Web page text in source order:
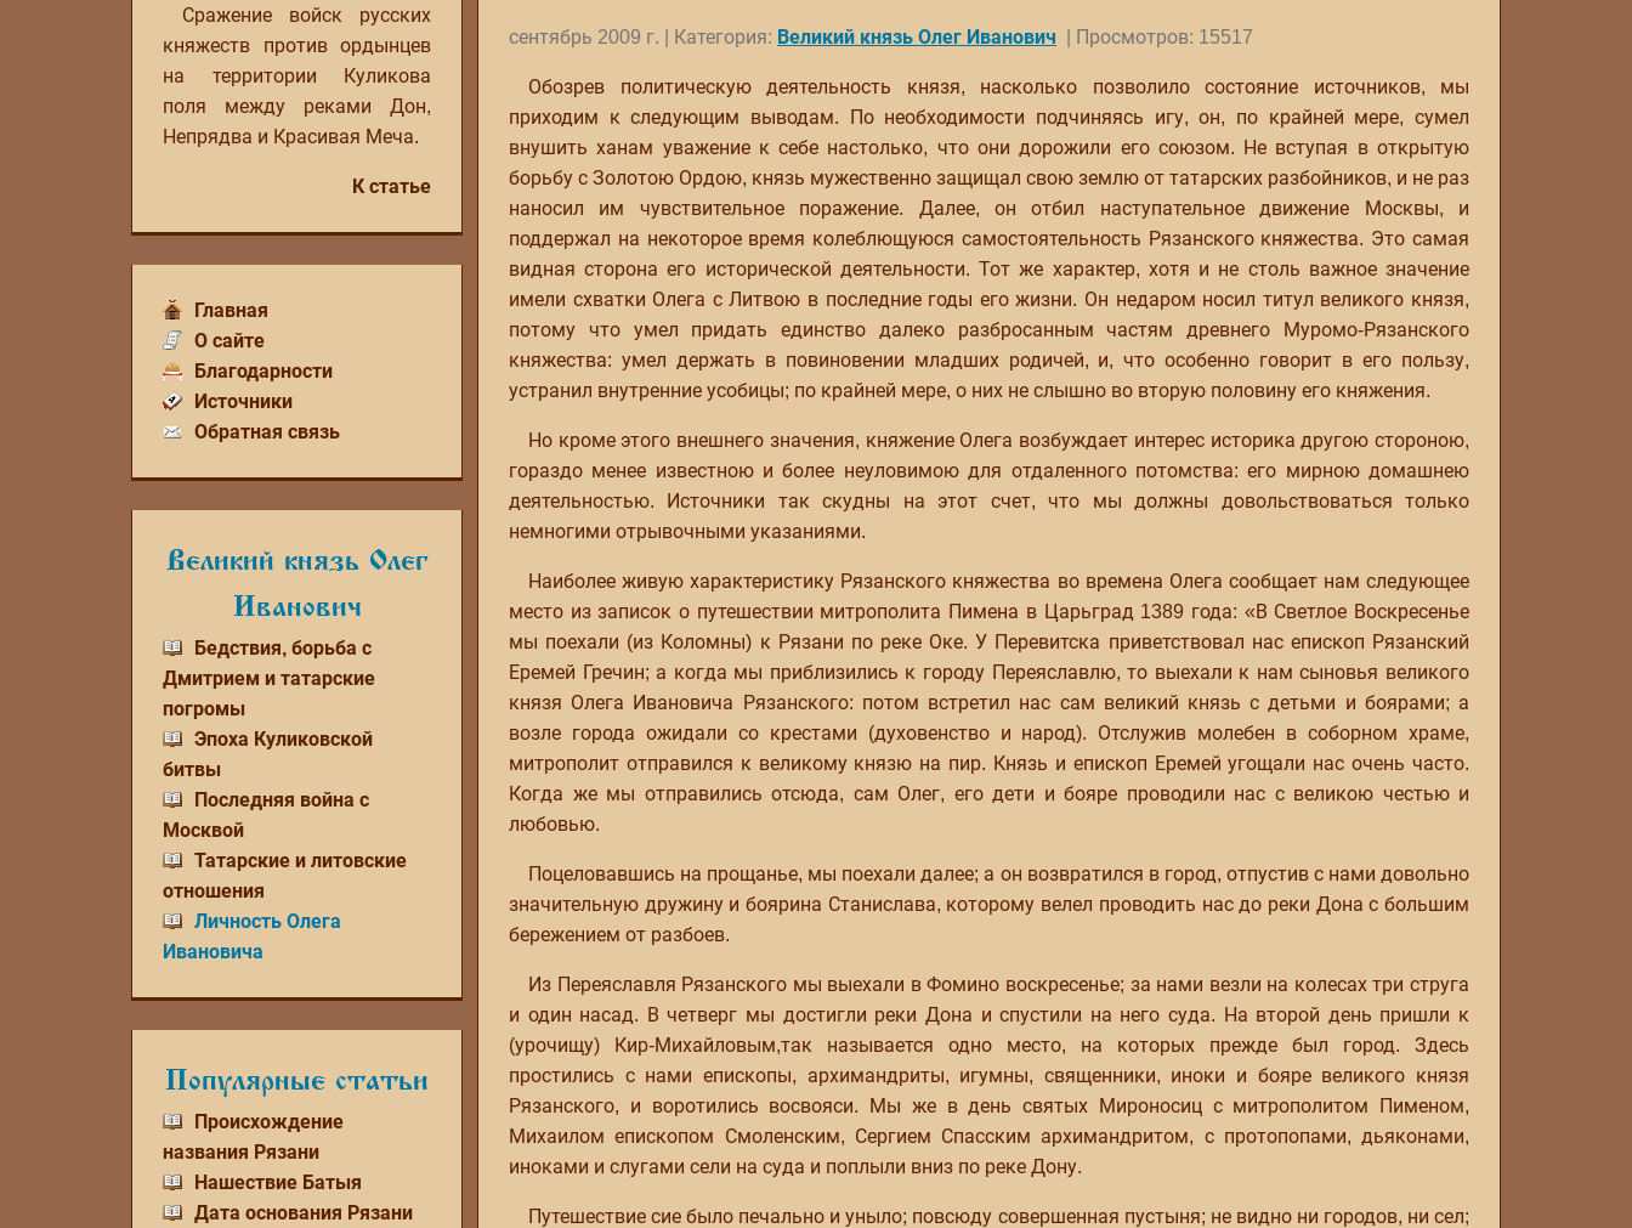
Сражение войск русских
княжеств против ордынцев
на территории Куликова
поля между реками Дон,
Непрядва и Красивая Меча.
К статье
Главная
О сайте
Благодарности
Источники
Обратная связь
Великий князь Олег
Иванович
Бедствия, борьба с
Дмитрием и татарские
погромы
Эпоха Куликовской
битвы
Последняя война с
Москвой
Татарские и литовские
отношения
Личность Олега
Ивановича
Популярные статьи
Происхождение
названия Рязани
Нашествие Батыя
Дата основания Рязани
сентябрь 2009 г. | Категория: Великий князь Олег Иванович | Просмотров: 15517
Обозрев политическую деятельность князя, насколько позволило состояние источников, мы
приходим к следующим выводам. По необходимости подчиняясь игу, он, по крайней мере, сумел
внушить ханам уважение к себе настолько, что они дорожили его союзом. Не вступая в открытую
борьбу с Золотою Ордою, князь мужественно защищал свою землю от татарских разбойников, и не раз
наносил им чувствительное поражение. Далее, он отбил наступательное движение Москвы, и
поддержал на некоторое время колеблющуюся самостоятельность Рязанского княжества. Это самая
видная сторона его исторической деятельности. Тот же характер, хотя и не столь важное значение
имели схватки Олега с Литвою в последние годы его жизни. Он недаром носил титул великого князя,
потому что умел придать единство далеко разбросанным частям древнего Муромо-Рязанского
княжества: умел держать в повиновении младших родичей, и, что особенно говорит в его пользу,
устранил внутренние усобицы; по крайней мере, о них не слышно во вторую половину его княжения.
Но кроме этого внешнего значения, княжение Олега возбуждает интерес историка другою стороною,
гораздо менее известною и более неуловимою для отдаленного потомства: его мирною домашнею
деятельностью. Источники так скудны на этот счет, что мы должны довольствоваться только
немногими отрывочными указаниями.
Наиболее живую характеристику Рязанского княжества во времена Олега сообщает нам следующее
место из записок о путешествии митрополита Пимена в Царьград 1389 года: «В Светлое Воскресенье
мы поехали (из Коломны) к Рязани по реке Оке. У Перевитска приветствовал нас епископ Рязанский
Еремей Гречин; а когда мы приблизились к городу Переяславлю, то выехали к нам сыновья великого
князя Олега Ивановича Рязанского: потом встретил нас сам великий князь с детьми и боярами; а
возле города ожидали со крестами (духовенство и народ). Отслужив молебен в соборном храме,
митрополит отправился к великому князю на пир. Князь и епископ Еремей угощали нас очень часто.
Когда же мы отправились отсюда, сам Олег, его дети и бояре проводили нас с великою честью и
любовью.
Поцеловавшись на прощанье, мы поехали далее; а он возвратился в город, отпустив с нами довольно
значительную дружину и боярина Станислава, которому велел проводить нас до реки Дона с большим
бережением от разбоев.
Из Переяславля Рязанского мы выехали в Фомино воскресенье; за нами везли на колесах три струга
и один насад. В четверг мы достигли реки Дона и спустили на него суда. На второй день пришли к
(урочищу) Кир-Михайловым,так называется одно место, на которых прежде был город. Здесь
простились с нами епископы, архимандриты, игумны, священники, иноки и бояре великого князя
Рязанского, и воротились восвояси. Мы же в день святых Мироносиц с митрополитом Пименом,
Михаилом епископом Смоленским, Сергием Спасским архимандритом, с протопопами, дьяконами,
иноками и слугами сели на суда и поплыли вниз по реке Дону.
Путешествие сие было печально и уныло; повсюду совершенная пустыня; не видно ни городов, ни сел;